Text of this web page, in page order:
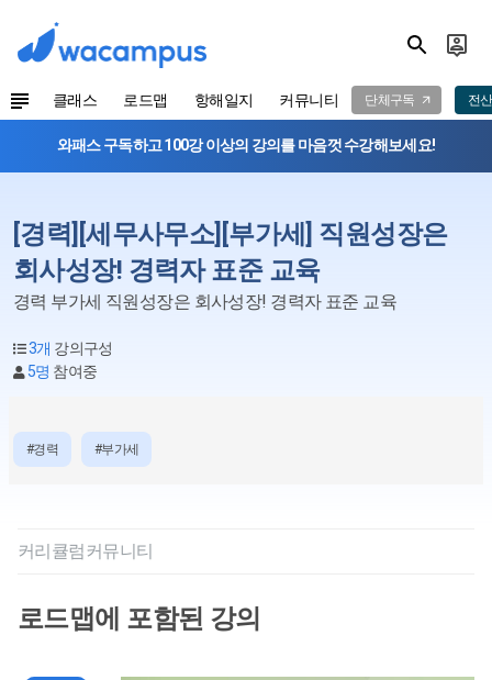
클래스 로드맵 항해일지 커뮤니티 단체구독 전
와패스 구독하고 100강 이상의 강의를 마음껏 수강해보세요!
[경력][세무사무소][부가세] 직원성장은
회사성장! 경력자 표준 교육
경력 부가세 직원성장은 회사성장! 경력자 표준 교육
3개 강의구성
5명 참여중
#경력 #부가세
커리큘럼 커뮤니티
로드맵에 포함된 강의